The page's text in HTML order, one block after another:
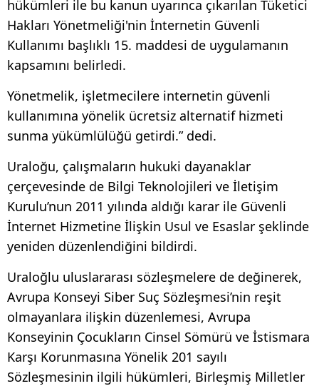
hükümleri ile bu kanun uyarınca çıkarılan Tüketici
Hakları Yönetmeliği'nin İnternetin Güvenli
Kullanımı başlıklı 15. maddesi de uygulamanın
kapsamını belirledi.
Yönetmelik, işletmecilere internetin güvenli
kullanımına yönelik ücretsiz alternatif hizmeti
sunma yükümlülüğü getirdi.” dedi.
Uraloğu, çalışmaların hukuki dayanaklar
çerçevesinde de Bilgi Teknolojileri ve İletişim
Kurulu’nun 2011 yılında aldığı karar ile Güvenli
İnternet Hizmetine İlişkin Usul ve Esaslar şeklinde
yeniden düzenlendiğini bildirdi.
Uraloğlu uluslararası sözleşmelere de değinerek,
Avrupa Konseyi Siber Suç Sözleşmesi’nin reşit
olmayanlara ilişkin düzenlemesi, Avrupa
Konseyinin Çocukların Cinsel Sömürü ve İstismara
Karşı Korunmasına Yönelik 201 sayılı
Sözleşmesinin ilgili hükümleri, Birleşmiş Milletler